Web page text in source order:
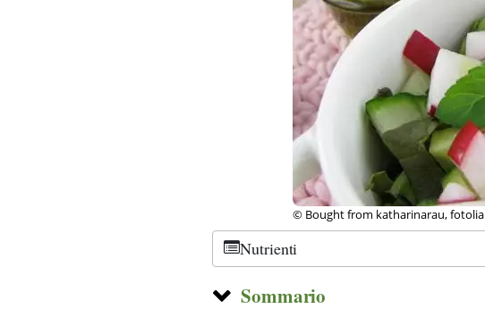
© Bought from katharinarau, fotolia
Nutrienti
Sommario